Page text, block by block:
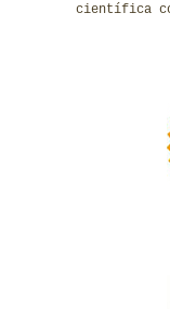
científica